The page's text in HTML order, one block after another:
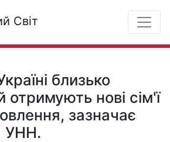
Світ
близько
отримують нові сім'ї
зазначає
УНН.